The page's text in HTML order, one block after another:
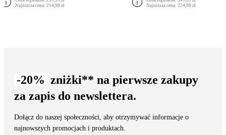
Najniższa cena: 214,99 zł
Najniższa cena: 224,99 zł
-20% zniżki** na pierwsze zakupy
za zapis do newslettera.
Dołącz do naszej społeczności, aby otrzymywać informacje o
najnowszych promocjach i produktach.